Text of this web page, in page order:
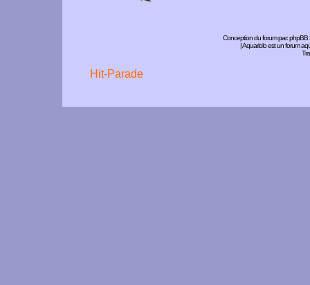
Conception du forum par:phpBB
| Aquariolo est un forum